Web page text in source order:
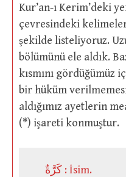
Kur’an-ı Kerim’deki
çevresindeki
şekilde listeliyoruz.
bölümünü ele aldık.
kısmını gördüğümüz
bir hüküm
aldığımız ayetlerin
(*) işareti konmuştur.
كَرَّةٌ : İsim.